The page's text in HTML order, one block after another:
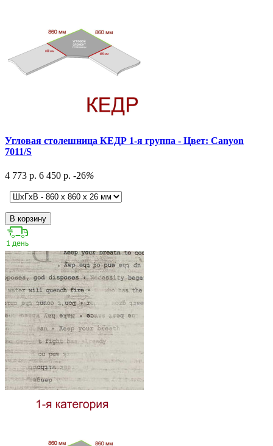
Угловая столешница КЕДР 1-я группа - Цвет: Canyon
7011/S
4 773 р. 6 450 р. -26%
В корзину